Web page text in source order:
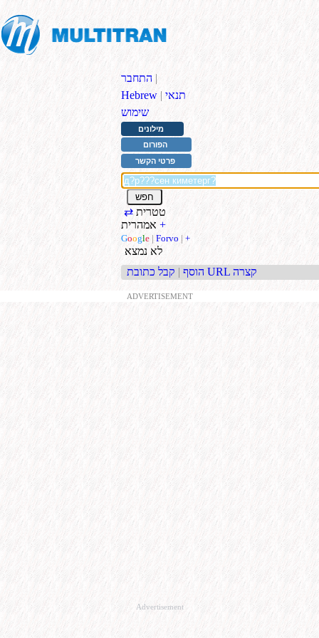
התחבר |
Hebrew | תנאי
שימוש
מילונים
הפורום
פרטי הקשר
טטרית ⇄
+
Google | Forvo | +
לא נמצא
הוסף | קבל כתובת URL קצרה
ADVERTISEMENT
Advertisement